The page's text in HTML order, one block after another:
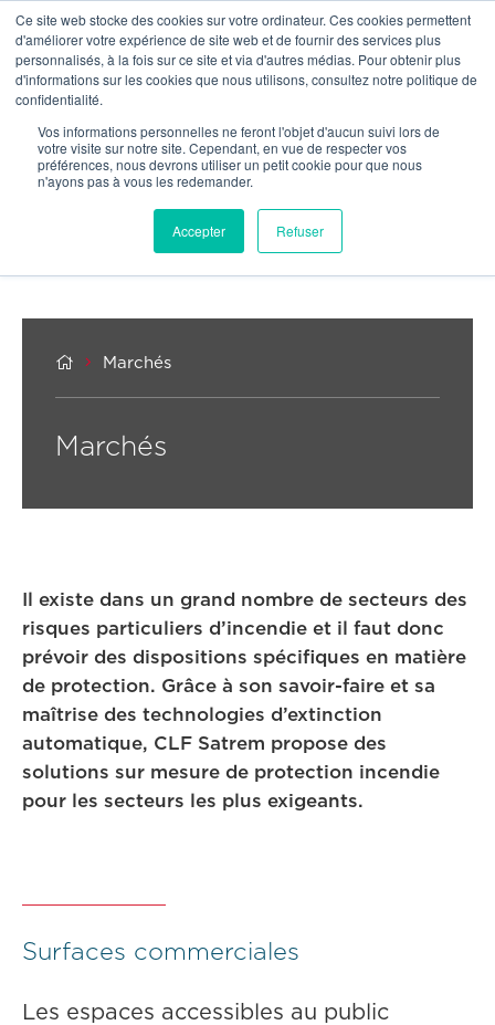
Ce site web stocke des cookies sur votre ordinateur. Ces cookies permettent
d'améliorer votre expérience de site web et de fournir des services plus
personnalisés, à la fois sur ce site et via d'autres médias. Pour obtenir plus
d'informations sur les cookies que nous utilisons, consultez notre politique de
confidentialité.
Vos informations personnelles ne feront l'objet d'aucun suivi lors de
votre visite sur notre site. Cependant, en vue de respecter vos
préférences, nous devrons utiliser un petit cookie pour que nous
n'ayons pas à vous les redemander.
Accepter Refuser
  Marchés
Marchés
Il existe dans un grand nombre de secteurs des
risques particuliers d’incendie et il faut donc
prévoir des dispositions spécifiques en matière
de protection. Grâce à son savoir-faire et sa
maîtrise des technologies d’extinction
automatique, CLF Satrem propose des
solutions sur mesure de protection incendie
pour les secteurs les plus exigeants.
Surfaces commerciales
Les espaces accessibles au public